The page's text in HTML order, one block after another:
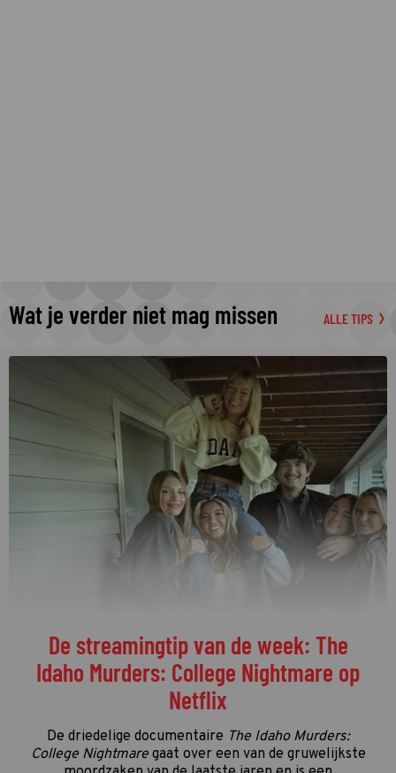
Wat je verder niet mag missen ALLE TIPS
De streamingtip van de week: The
Idaho Murders: College Nightmare op
Netflix
De driedelige documentaire The Idaho Murders:
College Nightmaregaat over een van de gruwelijkste